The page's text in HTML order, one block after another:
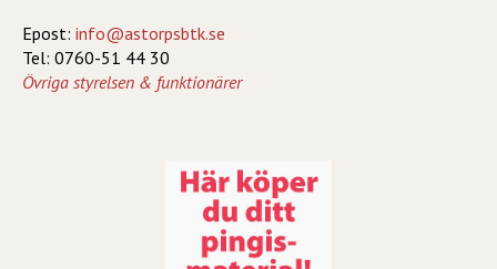
Epost: info@astorpsbtk.se
Tel: 0760-51 44 30
Övriga styrelsen & funktionärer